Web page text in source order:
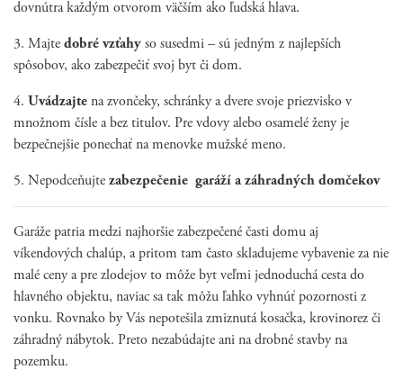
dovnútra každým otvorom väčším ako ľudská hlava.
3. Majte dobré vzťahy so susedmi – sú jedným z najlepších
spôsobov, ako zabezpečiť svoj byt či dom.
4. Uvádzajte na zvončeky, schránky a dvere svoje priezvisko v
množnom čísle a bez titulov. Pre vdovy alebo osamelé ženy je
bezpečnejšie ponechať na menovke mužské meno.
5. Nepodceňujte zabezpečenie garáží a záhradných domčekov
Garáže patria medzi najhoršie zabezpečené časti domu aj
víkendových chalúp, a pritom tam často skladujeme vybavenie za nie
malé ceny a pre zlodejov to môže byt veľmi jednoduchá cesta do
hlavného objektu, naviac sa tak môžu ľahko vyhnúť pozornosti z
vonku. Rovnako by Vás nepotešila zmiznutá kosačka, krovinorez či
záhradný nábytok. Preto nezabúdajte ani na drobné stavby na
pozemku.